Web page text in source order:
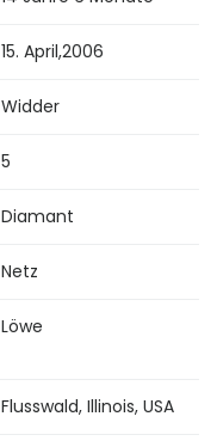
15. April,2006
Widder
5
Diamant
Netz
Löwe
Flusswald, Illinois, USA